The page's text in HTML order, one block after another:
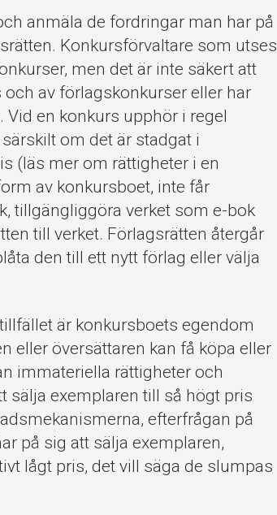
anmäla de fordringar man har på
Konkursförvaltare som utses
men det är inte säkert att
av förlagskonkurser eller har
en konkurs upphör i regel
om det är stadgat i
(läs mer om rättigheter i en
av konkursboet, inte får
tillgängliggöra verket som e-bok
till verket. Förlagsrätten återgår
den till ett nytt förlag eller välja
är konkursboets egendom
eller översättaren kan få köpa eller
immateriella rättigheter och
sälja exemplaren till så högt pris
efterfrågan på
på sig att sälja exemplaren,
lågt pris, det vill säga de slumpas